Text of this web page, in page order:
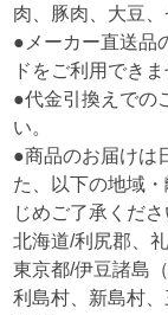
肉、豚肉、大豆
●メーカー直送品
ドをご利用でき
●代金引換えでの
い。
●商品のお届けは
た、以下の地域
じめご了承くださ
北海道/利尻郡、
東京都/伊豆諸島
利島村、新島村